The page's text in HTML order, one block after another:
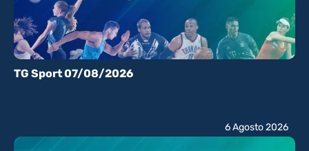
TG Sport 07/08/2026
6 Agosto 2026